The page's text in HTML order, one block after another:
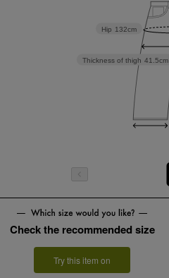
Thickness of thigh 41.5cm
Hip 132cm
Check the recommended size
Try this item on